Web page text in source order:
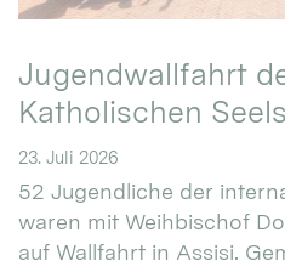
Jugendwallfahrt
Katholischen
23. Juli 2026
52 Jugendliche der
waren mit Weihbischof
auf Wallfahrt in Assisi.